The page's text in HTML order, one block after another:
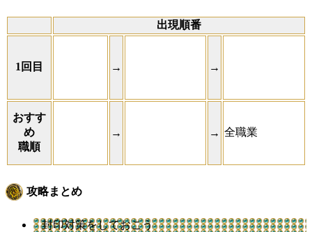
出現順番
1回目 → →
おすす
め
職順
→ → 全職業
攻略まとめ
封印対策をしておこう